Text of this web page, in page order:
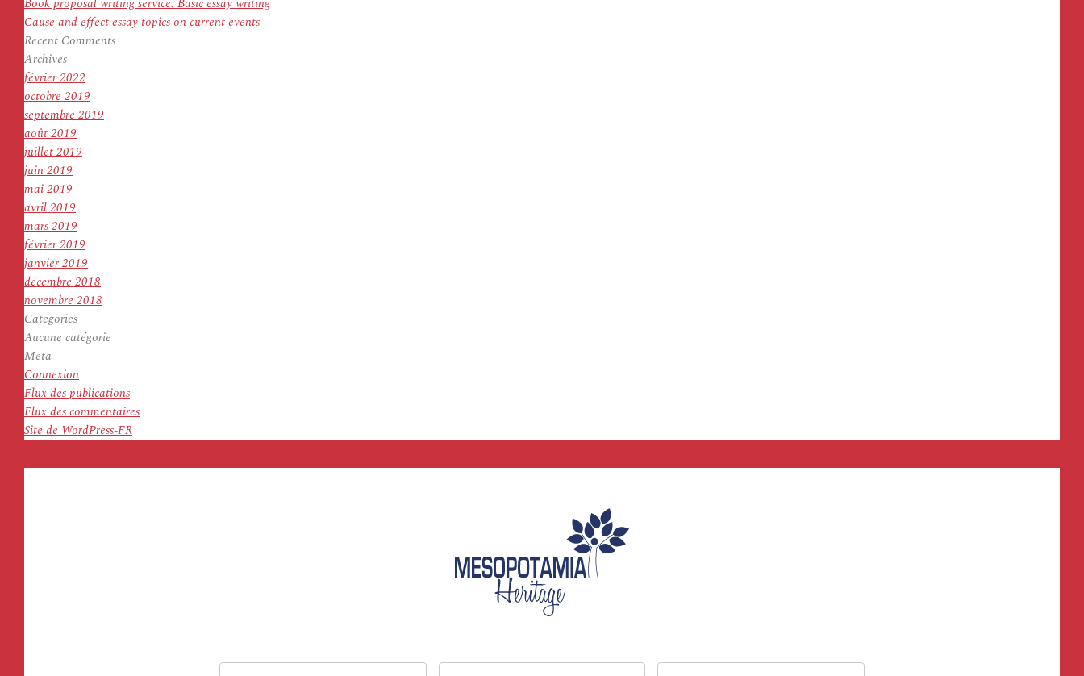
Cause and effect essay topics on current events
Recent Comments
Archives
février 2022
octobre 2019
septembre 2019
août 2019
juillet 2019
juin 2019
mai 2019
avril 2019
mars 2019
février 2019
janvier 2019
décembre 2018
novembre 2018
Categories
Aucune catégorie
Meta
Connexion
Flux des publications
Flux des commentaires
Site de WordPress-FR